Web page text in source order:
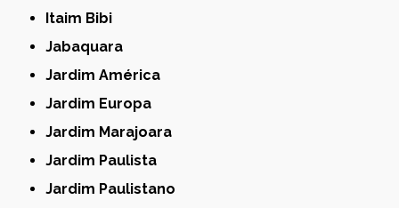
Itaim Bibi
Jabaquara
Jardim América
Jardim Europa
Jardim Marajoara
Jardim Paulista
Jardim Paulistano